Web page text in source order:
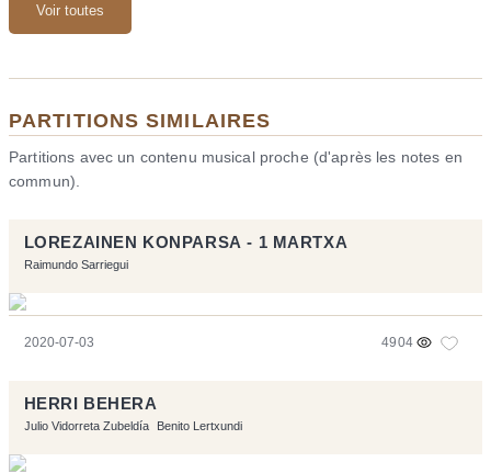
Voir toutes
PARTITIONS SIMILAIRES
Partitions avec un contenu musical proche (d'après les notes en
commun).
LOREZAINEN KONPARSA - 1 MARTXA
Raimundo Sarriegui
2020-07-03 4904
HERRI BEHERA
Julio Vidorreta Zubeldía Benito Lertxundi